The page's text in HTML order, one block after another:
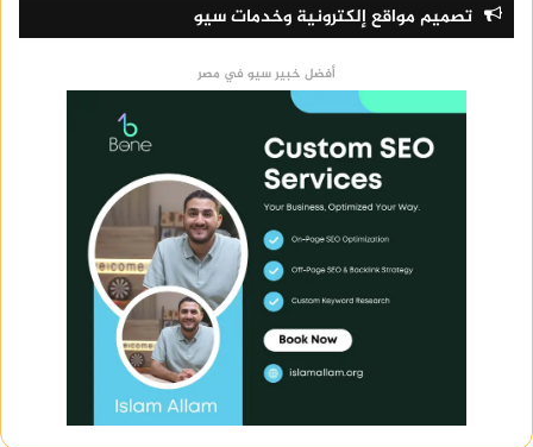
تصميم مواقع إلكترونية وخدمات سيو
أفضل خبير سيو في مصر